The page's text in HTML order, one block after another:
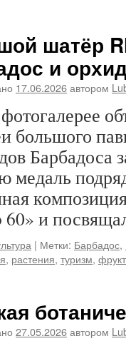
шатёр
и
17.06.2026автором
большого
медаль
60» и
| Метки: Барбадос,
, растения, туризм,
27.05.2026автором